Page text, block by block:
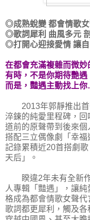
◎成熟蛻變 都會情歌
◎歌詞犀利 曲風多元
◎打開心迎接愛情 讓
在都會充滿複雜而微妙
有時，不是你期待艷遇
而是，豔遇主動找上
2013年郭靜推出首
淬鍊的純愛里程碑，
道前的原聲帶到後來
搭配三立偶像劇「幸
記錄累積近20首搭劇
天后」。
睽違2年未有全新作
人專輯「豔遇」，讓
格成為都會情歌女聲
歌詞都更犀利，觸及各